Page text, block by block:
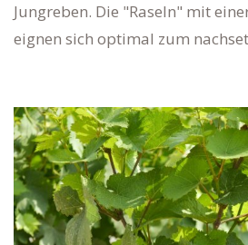
Jungreben. Die "Raseln" mit
eignen sich optimal zum